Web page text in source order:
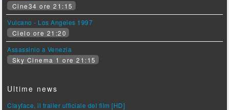
Cine34 ore 21:15
Vulcano - Los Angeles 1997
Cielo ore 21:20
Assassinio a Venezia
Sky Cinema 1 ore 21:15
Ultime news
Clayface, il trailer ufficiale del film [HD]